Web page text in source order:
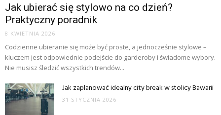
Jak ubierać się stylowo na co dzień?
Praktyczny poradnik
8 KWIETNIA 2026
Codzienne ubieranie się może być proste, a jednocześnie stylowe –
kluczem jest odpowiednie podejście do garderoby i świadome wybory.
Nie musisz śledzić wszystkich trendów...
Jak zaplanować idealny city break w stolicy Bawarii
31 STYCZNIA 2026